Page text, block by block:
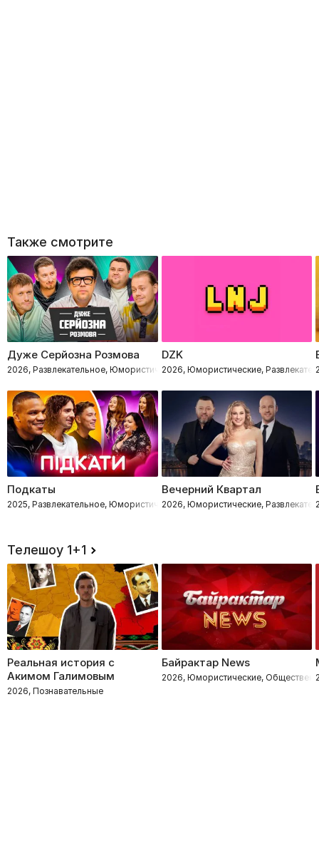
Также смотрите
Дуже Серйозна Розмова
2026, Развлекательное, Юмористические, Импровизация
DZK
2026, Юмористические,
Подкаты
2025, Развлекательное, Юмористические, Романтические
Вечерний Квартал
2026, Юмористические,
Телешоу 1+1
Реальная история с
Акимом Галимовым
2026, Познавательные
Байрактар News
2026, Юмористические,